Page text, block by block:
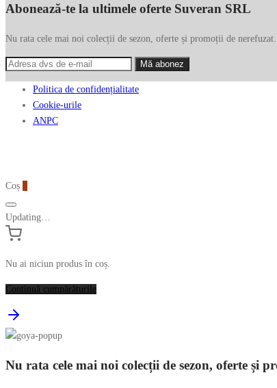
Abonează-te la ultimele oferte Suveran SRL
Nu rata cele mai noi colecții de sezon, oferte și promoții de nerefuzat.
Politica de confidențialitate
Cookie-urile
ANPC
Coș
Updating…
Nu ai niciun produs în coș.
Continuă cumpărăturile
Nu rata cele mai noi colecții de sezon, oferte și